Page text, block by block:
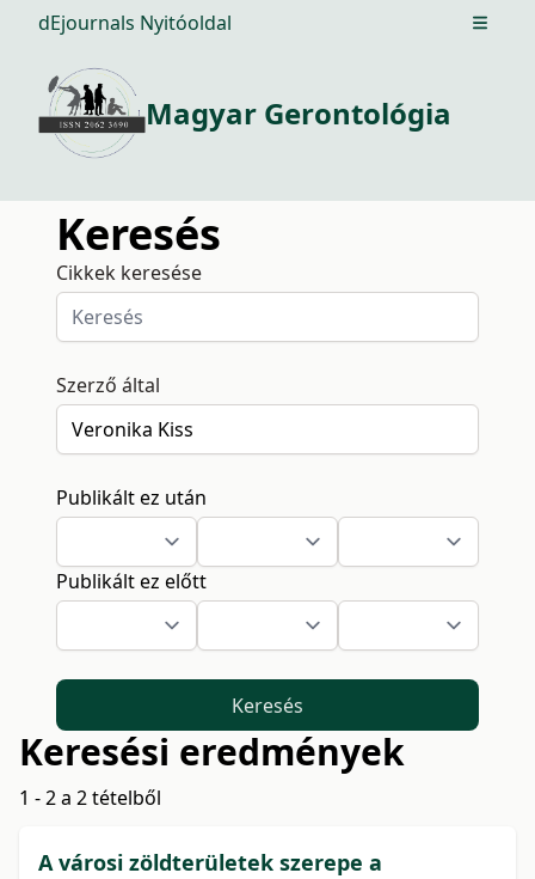
dEjournals Nyitóoldal Open
Magyar Gerontológia
Keresés
Cikkek keresése
Szerző által
Publikált ez után
Publikált ez előtt
Keresés
Keresési eredmények
1 - 2 a 2 tételből
A városi zöldterületek szerepe a